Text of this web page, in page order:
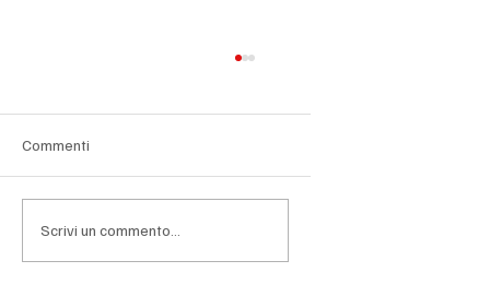
Commenti
Scrivi un commento...